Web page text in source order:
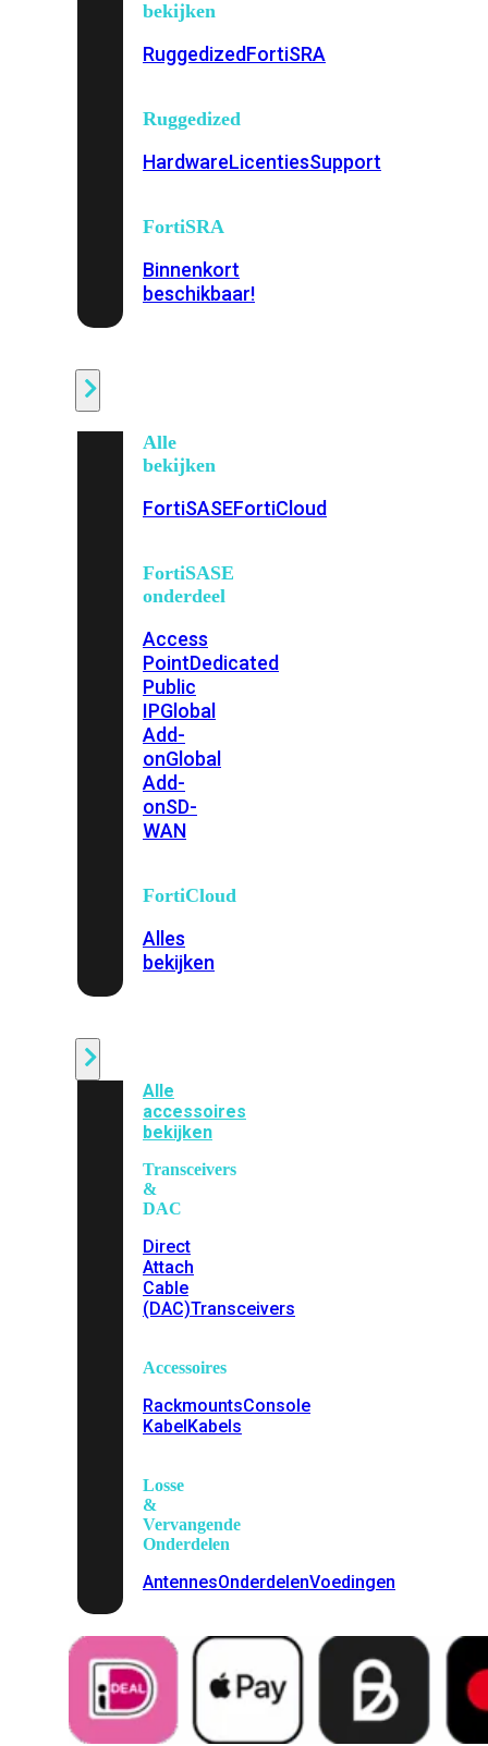
bekijken
RuggedizedFortiSRA
Ruggedized
HardwareLicentiesSupport
FortiSRA
Binnenkort
beschikbaar!
Alle
bekijken
FortiSASEFortiCloud
FortiSASE
onderdeel
Access
PointDedicated
Public
IPGlobal
Add-
onGlobal
Add-
onSD-
WAN
FortiCloud
Alles
bekijken
Alle
accessoires
bekijken
Transceivers
&
DAC
Direct
Attach
Cable
(DAC)Transceivers
Accessoires
RackmountsConsole
KabelKabels
Losse
&
Vervangende
Onderdelen
AntennesOnderdelenVoedingen